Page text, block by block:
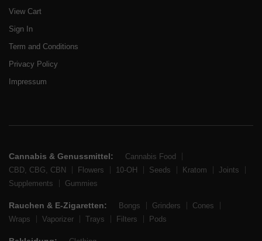
View Cart
Sign In
Term and Conditions
Privacy Policy
Impressum
Cannabis & Genussmittel:
Cannabis Food
CBD, CBG, CBN
Flowers 10-OH Seeds Kratom
Joints
Supplements
Gummies
Rauchen & E-Zigaretten: Bongs Grinders
Cones
Wraps
Vaporizer Trays Filters Pods